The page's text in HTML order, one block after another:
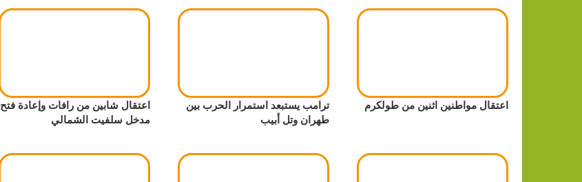
اعتقال مواطنين اثنين من طولكرم
ترامب يستبعد استمرار الحرب بين
طهران وتل أبيب
اعتقال شابين من رافات وإعادة فتح
مدخل سلفيت الشمالي